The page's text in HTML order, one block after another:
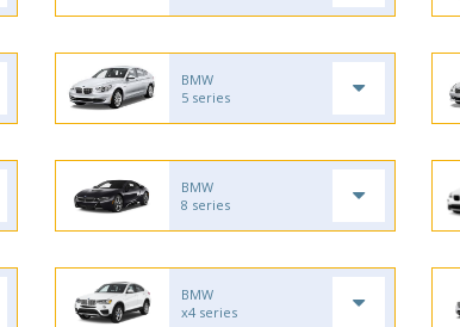
BMW
5 series
BMW
8 series
BMW
x4 series